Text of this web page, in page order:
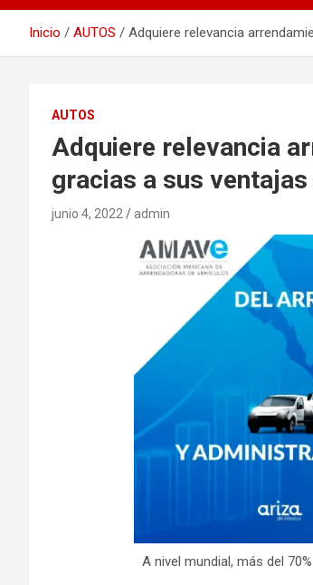
Inicio AUTOS Adquiere relevancia
AUTOS
Adquiere relevancia
gracias a sus
junio 4, 2022 admin
A nivel mundial, más del